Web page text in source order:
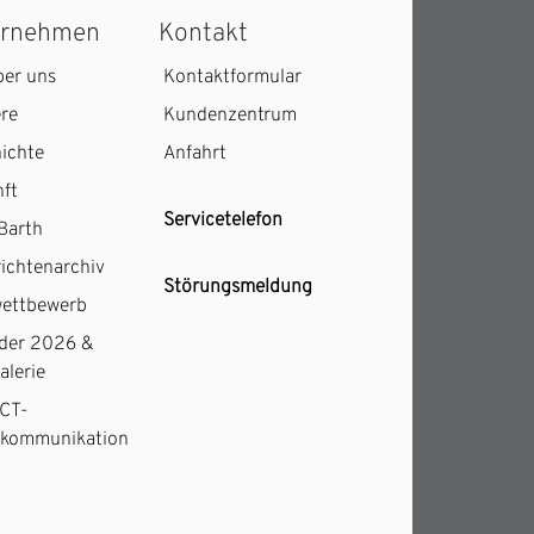
uns
2026 &
Kontakt
Kontaktformular
Kundenzentrum
Anfahrt
Servicetelefon
Störungsmeldung